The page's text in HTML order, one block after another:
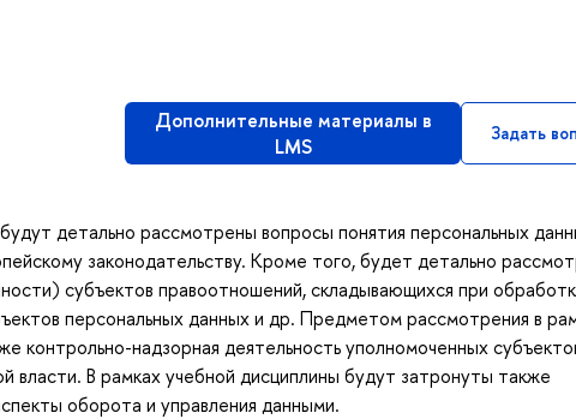
Дополнительные материалы в
LMS
Задать
детально рассмотрены вопросы понятия персональных
законодательству. Кроме того, будет детально
субъектов правоотношений, складывающихся при
персональных данных и др. Предметом рассмотрения в
контрольно-надзорная деятельность уполномоченных
власти. В рамках учебной дисциплины будут затронуты также
оборота и управления данными.